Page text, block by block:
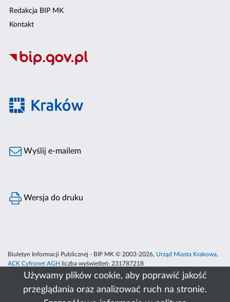
Używamy plików cookie, aby poprawić jakość
przeglądania oraz analizować ruch na stronie.
Redakcja BIP MK
Kontakt
Wyślij e-mailem
Wersja do druku
Biuletyn Informacji Publicznej - BIP MK © 2003-2026, Urząd Miasta Krakowa,
ACK Cyfronet AGH
liczba wyświetleń: 231787218